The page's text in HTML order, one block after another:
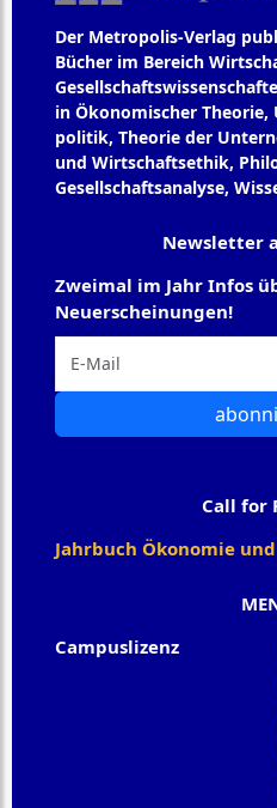
Der Metropolis-Verlag
Bücher im Bereich
in Ökonomischer
politik, Theorie der
und Wirtschaftsethik,
Gesellschaftsanalyse,
Campuslizenz
Newsletter
Zweimal im Jahr Infos
Neuerscheinungen!
Call for
Jahrbuch Ökonomie